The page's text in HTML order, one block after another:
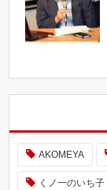
AKOMEYA
くノ一のいち子